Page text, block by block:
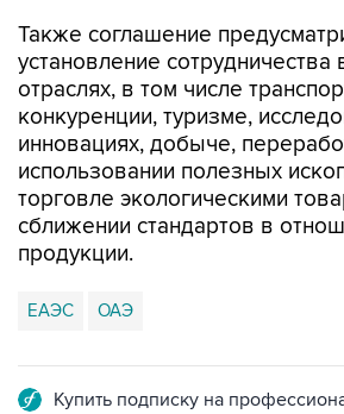
Также соглашение
установление сотрудничества
отраслях, в том числе
конкуренции, туризме,
инновациях, добыче,
использовании полезных
торговле экологическими
сближении стандартов в
продукции.
ЕАЭС ОАЭ
Купить подписку на